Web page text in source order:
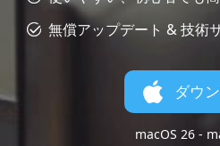
無償アップデート & 技術
ダウ
macOS 26 -